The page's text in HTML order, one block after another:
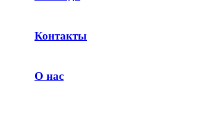
Контакты
О нас